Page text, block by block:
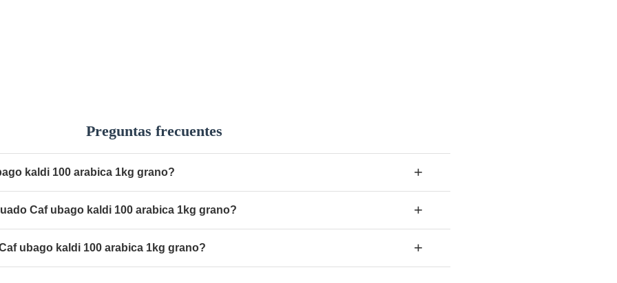
Preguntas frecuentes
kaldi 100 arabica 1kg grano? +
Caf ubago kaldi 100 arabica 1kg grano? +
ubago kaldi 100 arabica 1kg grano? +